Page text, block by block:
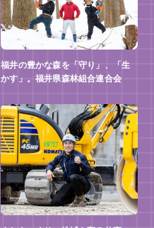
福井の豊かな森を「守り」、「生
かす」。福井県森林組合連合会